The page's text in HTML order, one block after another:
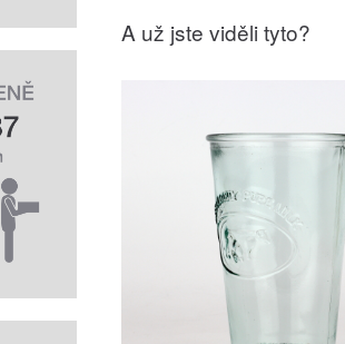
A už jste viděli tyto?